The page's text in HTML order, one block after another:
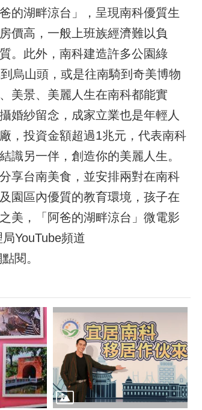
的湖畔涼台」，呈現南科優質生
價高，一般上班族經濟難以負
。此外，南科建造許多公園綠
烏山頭，或是往南騎到奇美博物
美景、美麗人生在南科都能實
婚紗留念，成家立業也是年輕人
，投資金額超過1兆元，代表南科
識另一伴，創造你的美麗人生。
享台南美食，並安排兩對在南科
園區內優質的教育環境，孩子在
美，「阿爸的湖畔涼台」微電影
YouTube頻道
閱。